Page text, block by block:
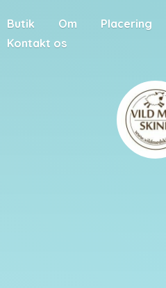
Butik Om
Placering
Kontakt os